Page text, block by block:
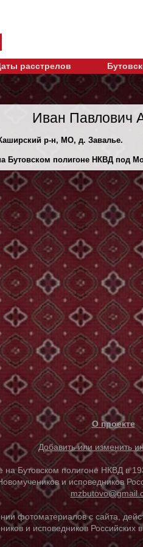
расстрелов
Иван Павлович
р-н, МО, д. Завалье.
Бутовском полигоне НКВД под
О проекте
Добавить или изменить
полигоне НКВД в
и исповедников
фотоматериалов с сайта,
и исповедников